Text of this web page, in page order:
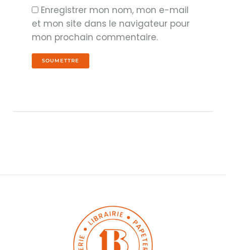
Enregistrer mon nom, mon e-mail
et mon site dans le navigateur pour
mon prochain commentaire.